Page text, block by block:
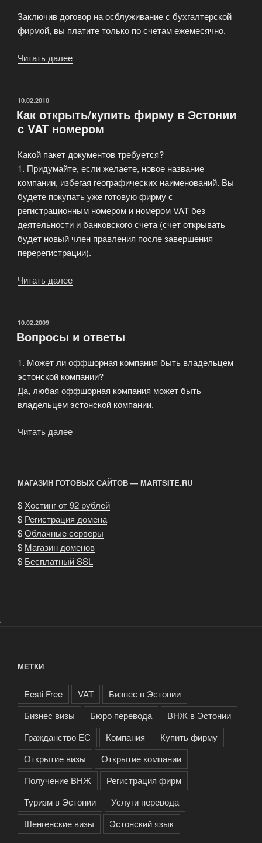
Заключив договор на осблуживание с бухгалтерской
фирмой, вы платите только по счетам ежемесячно.
Читать далее
—
что
ОПУБЛИКОВАНО
10.02.2010
Как открыть/купить фирму в Эстонии
с VAT номером
Какой пакет документов требуется?
1. Придумайте, если желаете, новое название
компании, избегая географических наименований. Вы
будете покупать уже готовую фирму с
регистрационным номером и номером VAT без
деятельности и банковского счета (счет открывать
будет новый член правления после завершения
перерегистрации).
Читать далее
в
с
VAT
номером»
ОПУБЛИКОВАНО
10.02.2009
Вопросы и ответы
1. Может ли оффшорная компания быть владельцем
эстонской компании?
Да, любая оффшорная компания может быть
владельцем эстонской компании.
Читать далее
МАГАЗИН ГОТОВЫХ САЙТОВ — MARTSITE.RU
$Хостинг от 92 рублей
$ Регистрация домена
$Облачные серверы
$ Магазин доменов
$ Бесплатный SSL
.
МЕТКИ
Eesti Free VAT
Бизнес в Эстонии
Бизнес визы
Бюро перевода
ВНЖ в Эстонии
Гражданство ЕС
Компания
Купить фирму
Открытие визы
Открытие компании
Получение ВНЖ
Регистрация фирм
Туризм в Эстонии
Услуги перевода
Шенгенские визы
Эстонский язык